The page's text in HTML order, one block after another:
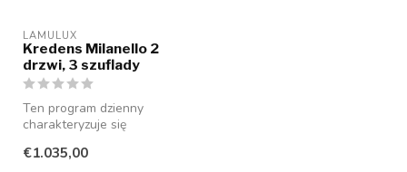
LAMULUX
Kredens Milanello 2
drzwi, 3 szuflady
Ten program dzienny
charakteryzuje się
jest dostępny w...
€1.035,00